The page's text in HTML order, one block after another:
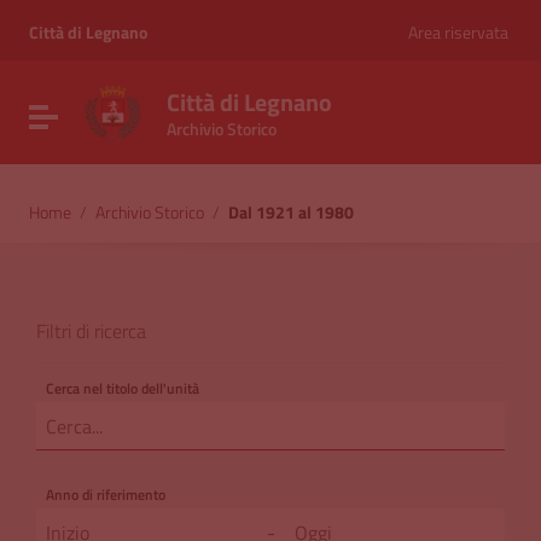
Vai al menu di navigazione
Città di Legnano Area riservata
Attiva / disattiva la navigazione
Città di Legnano
Archivio Storico
Home / Archivio Storico / Dal 1921 al 1980
Filtri di ricerca
Cerca nel titolo dell'unità
Anno di riferimento
-